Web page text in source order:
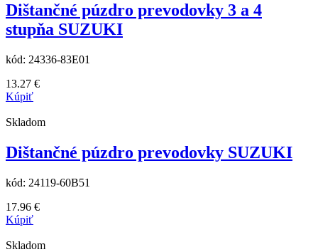
Dištančné púzdro prevodovky 3 a 4
stupňa SUZUKI
kód: 24336-83E01
13.27 €
Kúpiť
Skladom
Dištančné púzdro prevodovky SUZUKI
kód: 24119-60B51
17.96 €
Kúpiť
Skladom